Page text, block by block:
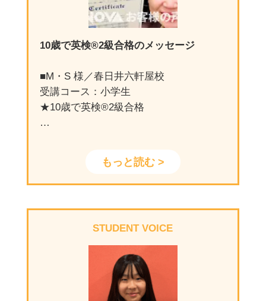
10歳で英検®2級合格のメッセージ
■M・S 様／春日井六軒屋校
受講コース：小学生
★10歳で英検®2級合格
（保護者様）将来、英語に苦手意識を持
たないよう、低学年から英語に触れさせ
体験入学させたところ、先生の「否定せ
ずに褒めて伸ばす」の方針がわが子に合
ってそうだと思い、入学を決めました。
質問②：実際に通わせて、M様の英語力
もっと読む >
STUDENT VOICE